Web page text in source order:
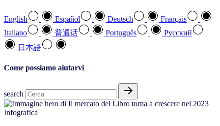
English Español Deutsch
Français
Italiano
普通话 Português
Pусский
日本語
Come possiamo aiutarvi
search
Infografica